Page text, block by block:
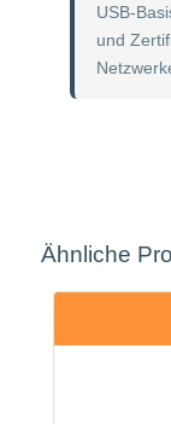
USB-
und
Ähnliche